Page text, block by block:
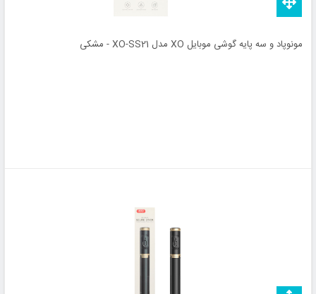
مونوپاد و سه پایه گوشی موبایل XO مدل XO-SS21 - مشکی